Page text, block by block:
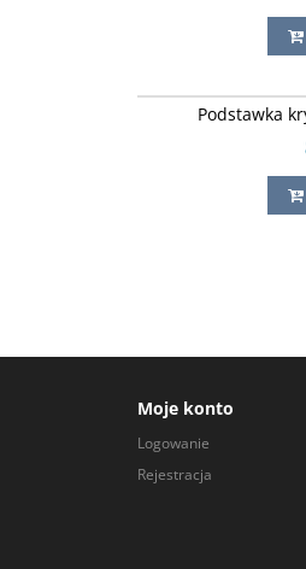
Podstawka
Moje konto
Logowanie
Rejestracja